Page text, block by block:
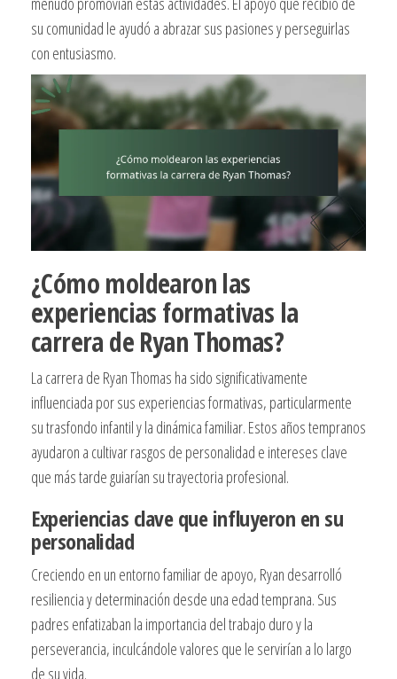
su comunidad le ayudó a abrazar sus pasiones y perseguirlas
con entusiasmo.
¿Cómo moldearon las
experiencias formativas la
carrera de Ryan Thomas?
La carrera de Ryan Thomas ha sido significativamente
influenciada por sus experiencias formativas, particularmente
su trasfondo infantil y la dinámica familiar. Estos años tempranos
ayudaron a cultivar rasgos de personalidad e intereses clave
que más tarde guiarían su trayectoria profesional.
Experiencias clave que influyeron en su
personalidad
Creciendo en un entorno familiar de apoyo, Ryan desarrolló
resiliencia y determinación desde una edad temprana. Sus
padres enfatizaban la importancia del trabajo duro y la
perseverancia, inculcándole valores que le servirían a lo largo
de su vida.